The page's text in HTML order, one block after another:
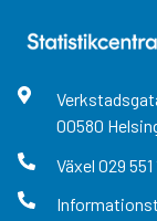
00580
Växel 029 551